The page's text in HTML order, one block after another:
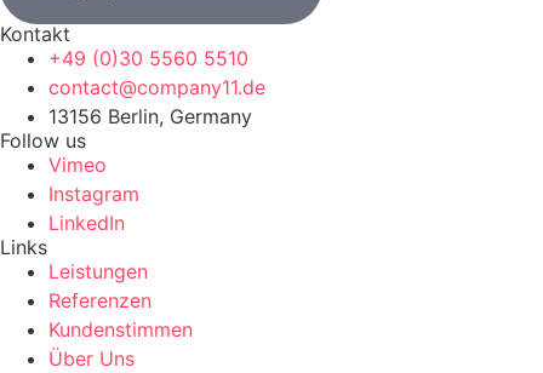
Kontakt
+49 (0)30 5560 5510
contact@company11.de
13156 Berlin, Germany
Follow us
Vimeo
Instagram
LinkedIn
Links
Leistungen
Referenzen
Kundenstimmen
Über Uns